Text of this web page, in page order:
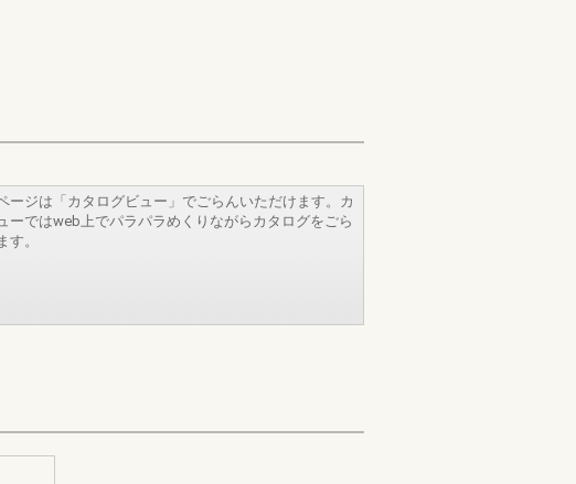
ージは「カタログビュー」でごらんいただけます。カ
ーではweb上でパラパラめくりながらカタログをごら
す。